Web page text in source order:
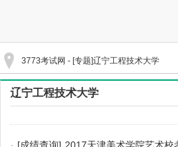
3773考试网 - [专题]辽宁工程技术大学
辽宁工程技术大学